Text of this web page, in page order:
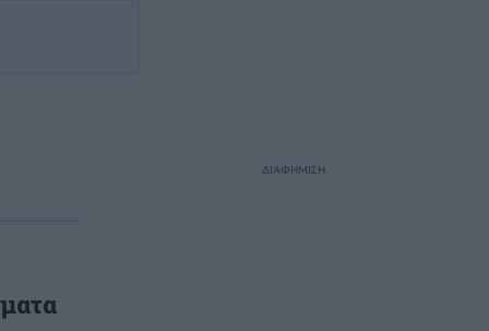
ΔΙΑΦΗΜΙΣΗ